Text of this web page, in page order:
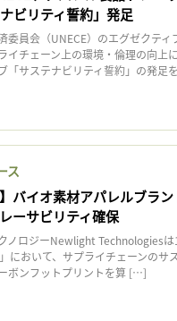
ビリティ誓約」発足
委員会（UNECE）のエグゼクテ
イチェーン上の環境・倫理の向上
「サステナビリティ誓約」の発足
ス
】バイオ素材アパレルブラ
ーサビリティ確保
ノロジーNewlight Technologies
において、サプライチェーンのサ
ボンフットプリントを算 […]